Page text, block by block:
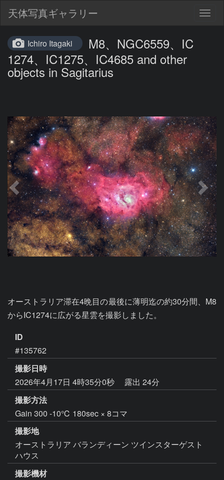
天体写真ギャラリー
Ichiro Itagaki
M8、NGC6559、IC
1274、IC1275、IC4685 and other
objects in Sagitarius
オーストラリア滞在4晩目の最後に薄明迄の約30分間、M8
からIC1274に広がる星雲を撮影しました。
ID
#135762
撮影日時
2026年4月17日 4時35分0秒
露出 24分
撮影方法
Gain 300 -10℃ 180sec × 8コマ
撮影地
オーストラリア バランディーン ツインスターゲスト
ハウス
撮影機材